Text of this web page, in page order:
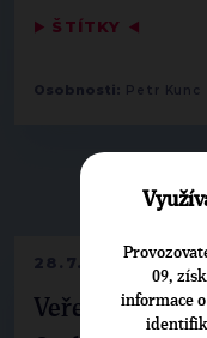
28.7.2026
Veřejné
▶ ŠTÍTKY ◀
Osobnosti: Petr Kunc
09,
informace